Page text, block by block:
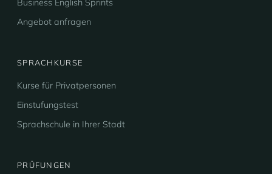
Business English Sprints
Angebot anfragen
SPRACHKURSE
Kurse für Privatpersonen
Einstufungstest
Sprachschule in Ihrer Stadt
PRÜFUNGEN